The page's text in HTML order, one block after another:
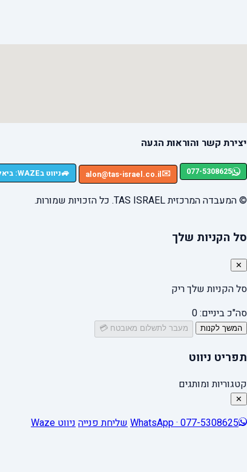
יצירת קשר והוראות הגעה
077-5308625
✉️
alon@tas-israel.co.il
🚙ניווט בWAZE: ביאליק 124, רמת גן
© המעבדה המרכזית TAS ISRAEL. כל הזכויות שמורות.
סל הקניות שלך
✕
סל הקניות שלך ריק
סה"כ ביניים:0
המשך לקנות מעבר לתשלום מאובטח 💳
תפריט ניווט
קטגוריות ומותגים
✕
WhatsApp · 077-5308625שליחת פנייהניווט Waze